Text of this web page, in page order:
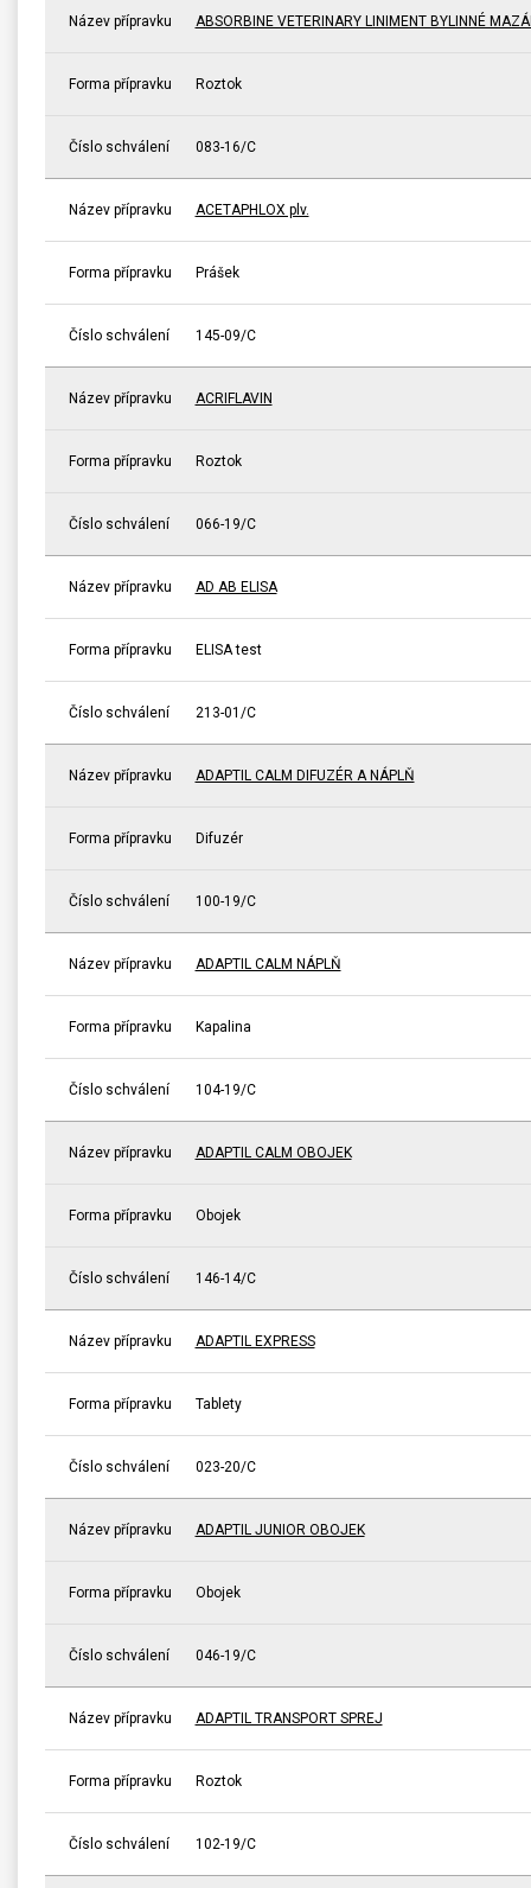
Název přípravku ABSORBINE VETERINARY LINIMENT BYLINNÉ
Forma přípravku Roztok
Číslo schválení 083-16/C
Název přípravku ACETAPHLOX plv.
Forma přípravku Prášek
Číslo schválení 145-09/C
Název přípravku ACRIFLAVIN
Forma přípravku Roztok
Číslo schválení 066-19/C
Název přípravku AD AB ELISA
Forma přípravku ELISA test
Číslo schválení 213-01/C
Název přípravku ADAPTIL CALM DIFUZÉR A NÁPLŇ
Forma přípravku Difuzér
Číslo schválení 100-19/C
Název přípravku ADAPTIL CALM NÁPLŇ
Forma přípravku Kapalina
Číslo schválení 104-19/C
Název přípravku ADAPTIL CALM OBOJEK
Forma přípravku Obojek
Číslo schválení 146-14/C
Název přípravku ADAPTIL EXPRESS
Forma přípravku Tablety
Číslo schválení 023-20/C
Název přípravku ADAPTIL JUNIOR OBOJEK
Forma přípravku Obojek
Číslo schválení 046-19/C
Název přípravku ADAPTIL TRANSPORT SPREJ
Forma přípravku Roztok
Číslo schválení 102-19/C